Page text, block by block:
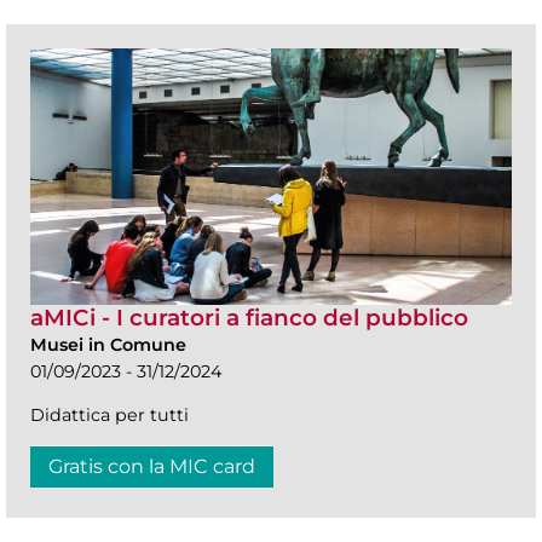
aMICi - I curatori a fianco del pubblico
Musei in Comune
01/09/2023 - 31/12/2024
Didattica per tutti
Gratis con la MIC card